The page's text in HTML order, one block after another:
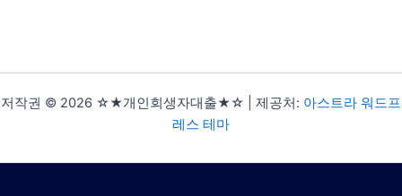
저작권 © 2026 ☆★개인회생자대출★☆ | 제공처: 아스트라 워드프
레스 테마